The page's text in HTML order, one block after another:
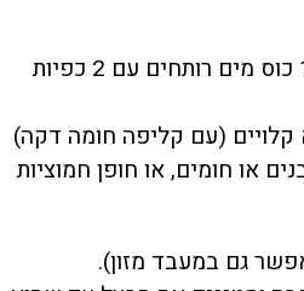
1 כוס מרק עוף רותח, או: 1 כוס מים רותחים עם 2 כפיות